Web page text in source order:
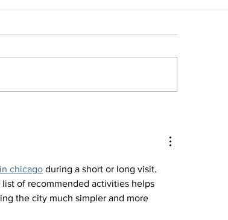
humanidad
chicago during a short or long visit.
of recommended activities helps
the city much simpler and more